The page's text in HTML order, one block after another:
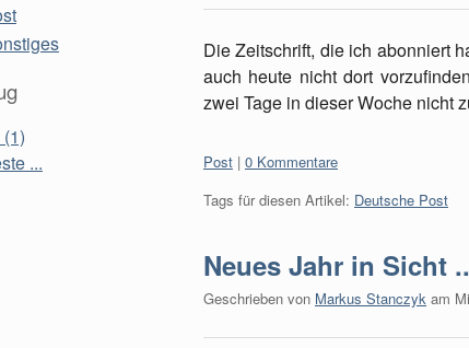
Die Zeitschrift, die ich abonniert
auch heute nicht dort
zwei Tage in dieser Woche nicht
Kategorien:
Post 0 Kommentare
Tags für diesen Artikel: Deutsche Post
Neues Jahr in Sicht
Geschrieben von Markus Stanczyk am
...